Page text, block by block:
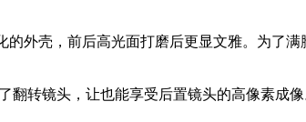
外壳，前后高光面打磨后更显文雅。为了满
转镜头，让也能享受后置镜头的高像素成